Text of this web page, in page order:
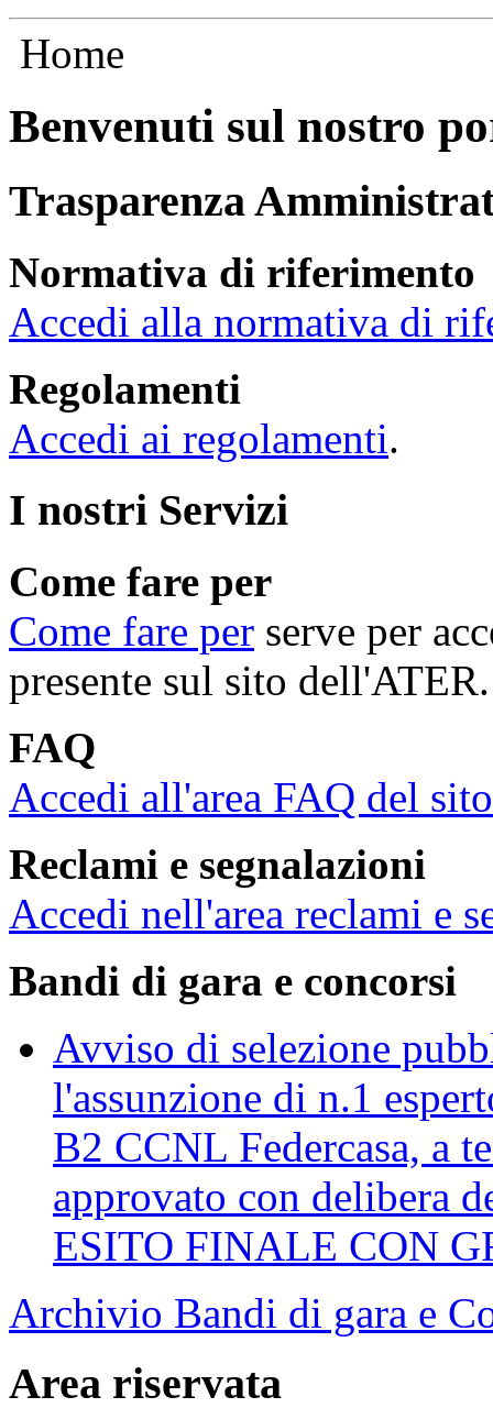
Home
Benvenuti sul nostro
Trasparenza
Normativa di riferimento
Accedi alla normativa di
Regolamenti
Accedi ai regolamenti.
I nostri Servizi
Come fare per
Come fare per serve per
presente sul sito dell'ATER.
FAQ
Accedi all'area FAQ del
Reclami e segnalazioni
Accedi nell'area reclami e
Bandi di gara e concorsi
Avviso di selezione
l'assunzione di n.1
B2 CCNL Federcasa, a
approvato con delibera
ESITO FINALE CON
Archivio Bandi di gara e
Area riservata